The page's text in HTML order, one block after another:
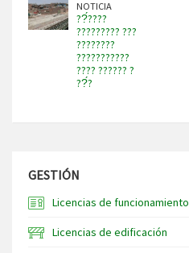
NOTICIA
??́????
????????? ???
????????
???????????
???? ?????? ?
??́?
GESTIÓN
Licencias de funcionamiento
Licencias de edificación